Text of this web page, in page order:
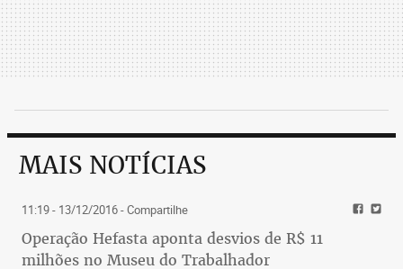
MAIS NOTÍCIAS
11:19 - 13/12/2016- Compartilhe
Operação Hefasta aponta desvios de R$ 11
milhões no Museu do Trabalhador